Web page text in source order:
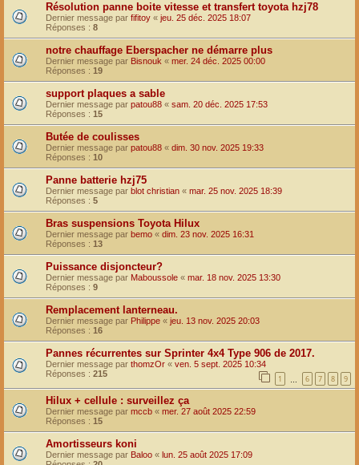
Résolution panne boite vitesse et transfert toyota hzj78
Dernier message par fifitoy « jeu. 25 déc. 2025 18:07
Réponses : 8
notre chauffage Eberspacher ne démarre plus
Dernier message par Bisnouk « mer. 24 déc. 2025 00:00
Réponses : 19
support plaques a sable
Dernier message par patou88 « sam. 20 déc. 2025 17:53
Réponses : 15
Butée de coulisses
Dernier message par patou88 « dim. 30 nov. 2025 19:33
Réponses : 10
Panne batterie hzj75
Dernier message par blot christian « mar. 25 nov. 2025 18:39
Réponses : 5
Bras suspensions Toyota Hilux
Dernier message par bemo « dim. 23 nov. 2025 16:31
Réponses : 13
Puissance disjoncteur?
Dernier message par Maboussole « mar. 18 nov. 2025 13:30
Réponses : 9
Remplacement lanterneau.
Dernier message par Philippe « jeu. 13 nov. 2025 20:03
Réponses : 16
Pannes récurrentes sur Sprinter 4x4 Type 906 de 2017.
Dernier message par thomzOr « ven. 5 sept. 2025 10:34
Réponses : 215 1 6 7 8 9
Hilux + cellule : surveillez ça
Dernier message par mccb « mer. 27 août 2025 22:59
Réponses : 15
Amortisseurs koni
Dernier message par Baloo « lun. 25 août 2025 17:09